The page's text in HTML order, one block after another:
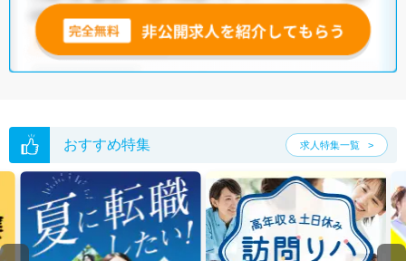
おすすめ特集 求人特集一覧